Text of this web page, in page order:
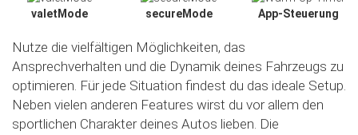
valetMode secureMode App-Steuerung
Nutze die vielfältigen Möglichkeiten, das
Ansprechverhalten und die Dynamik deines Fahrzeugs zu
optimieren. Für jede Situation findest du das ideale Setup.
Neben vielen anderen Features wirst du vor allem den
sportlichen Charakter deines Autos lieben. Die